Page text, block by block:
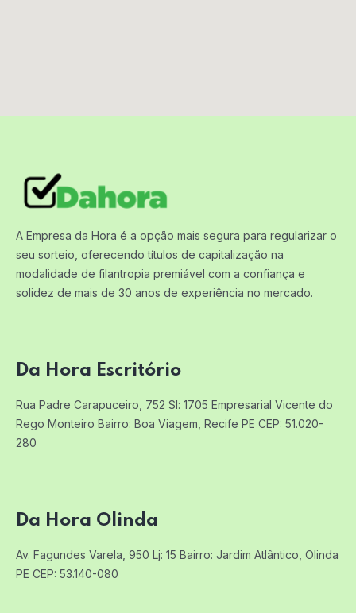
A Empresa da Hora é a opção mais segura para regularizar o
seu sorteio, oferecendo títulos de capitalização na
modalidade de filantropia premiável com a confiança e
solidez de mais de 30 anos de experiência no mercado.
Da Hora Escritório
Rua Padre Carapuceiro, 752 Sl: 1705 Empresarial Vicente do
Rego Monteiro Bairro: Boa Viagem, Recife PE CEP: 51.020-
280
Da Hora Olinda
Av. Fagundes Varela, 950 Lj: 15 Bairro: Jardim Atlântico, Olinda
PE CEP: 53.140-080